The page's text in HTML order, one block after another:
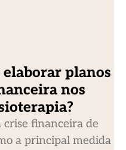
planos
nos
financeira de
a principal medida